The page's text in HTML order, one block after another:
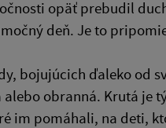
opäť prebudil
deň. Je to
bojujúcich ďaleko od
obranná. Krutá je
im pomáhali, na deti,